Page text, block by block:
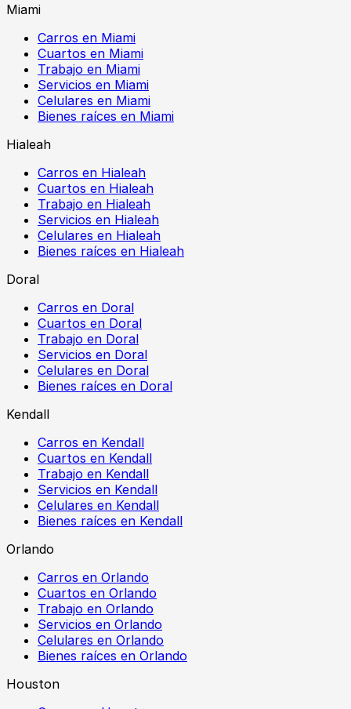
Miami
Carros en Miami
Cuartos en Miami
Trabajo en Miami
Servicios en Miami
Celulares en Miami
Bienes raíces en Miami
Hialeah
Carros en Hialeah
Cuartos en Hialeah
Trabajo en Hialeah
Servicios en Hialeah
Celulares en Hialeah
Bienes raíces en Hialeah
Doral
Carros en Doral
Cuartos en Doral
Trabajo en Doral
Servicios en Doral
Celulares en Doral
Bienes raíces en Doral
Kendall
Carros en Kendall
Cuartos en Kendall
Trabajo en Kendall
Servicios en Kendall
Celulares en Kendall
Bienes raíces en Kendall
Orlando
Carros en Orlando
Cuartos en Orlando
Trabajo en Orlando
Servicios en Orlando
Celulares en Orlando
Bienes raíces en Orlando
Houston